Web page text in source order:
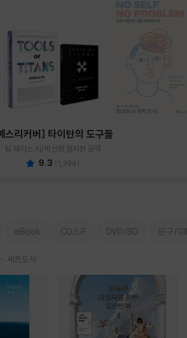
스리커버] 타이탄의 도구들
팀 페리스 저/박선령,정지현 공역
9.3 (1,396)
eBook CD/LP DVD/BD 문구/
세트도서